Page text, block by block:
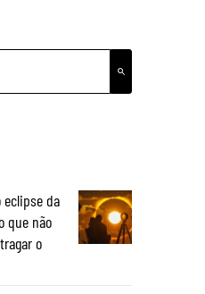
da
que não
o